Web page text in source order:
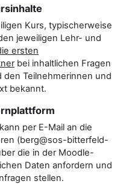
Kurs, typischerweise
jeweiligen Lehr- und
ersten
bei inhaltlichen Fragen
den Teilnehmerinnen und
bekannt.
per E-Mail an die
(berg@sos-bitterfeld-
die in der Moodle-
Daten anfordern und
stellen.